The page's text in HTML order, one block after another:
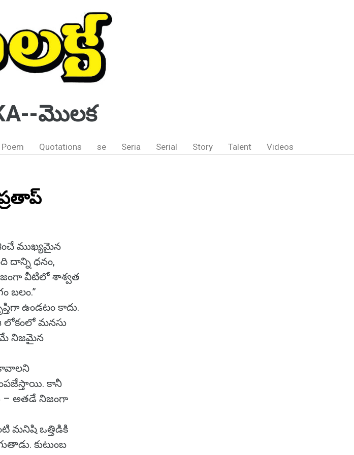
మొలక
Poem Quotations se Seria Serial Story Talent Videos
ముఖ్యమైన
దాన్ని ధనం,
వీటిలో శాశ్వత
బలం.”
ఉండటం కాదు.
లోకంలో మనసు
నిజమైన
కానీ
– అతడే నిజంగా
మనిషి ఒత్తిడికి
కుటుంబ